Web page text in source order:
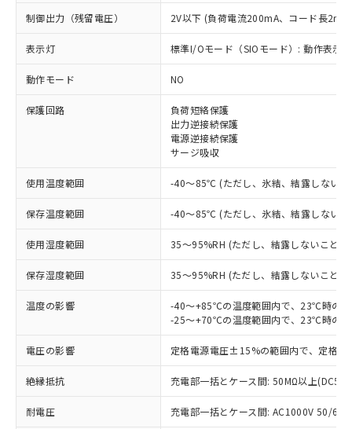
制御出力（残留電圧） 2V以下 (負荷電流200mA、コード長2m
表示灯 標準I/Oモード（SIOモード）: 動作表示
動作モード NO
保護回路
負荷短絡保護
出力逆接続保護
電源逆接続保護
サージ吸収
使用温度範囲 -40～85℃ (ただし、氷結、結露しないこ
保存温度範囲 -40～85℃ (ただし、氷結、結露しないこ
使用湿度範囲 35～95%RH (ただし、結露しないこと)
保存湿度範囲 35～95%RH (ただし、結露しないこと)
温度の影響
-40～+85℃の温度範囲内で、23℃時の
-25～+70℃の温度範囲内で、23℃時の
電圧の影響 定格電源電圧±15%の範囲内で、定格
絶縁抵抗 充電部一括とケース間: 50MΩ以上
耐電圧 充電部一括とケース間: AC1000V 50/
ご利用条件
ご利用ください。
本サービスは、当社制御機器事業取扱
商品の当社在庫状況および標準価格
(税抜)を提供させていただくもので
当社制御機器事業取扱商品の中には、
本サービスの対象外となる商品もある
ことをご了承ください。
※1 対応状況
対応済み：EU RoHS指令（10物質）の
非含有に対応した製品が提供可能な商品で
す。
有に対応した製品に切り替える予定のある
商品です。
対応予定なし：EU RoHS指令（10物質）の
非含有に非対応の商品で、対応品を出す予
調査・確認中：EU RoHS指令（10物質）の
非含有の対応状況を調査中または確認中の
非該当品：ライセンス料など無形物で、有
害物質有無と関係のない商品です。
仕入先様の事情により、非含有部品として
むを得ず変更することがあります。
※1 中国RoHS○×表
「○」：最大均質材料含有率が中国RoHSの
基準値以下であることを示します。
「×」：最大均質材料含有率が中国RoHSの
基準値を超えていることを示します。
「－」：未確認です。当社販売部門へお問
当社は、これら貴社製品のうち、外国